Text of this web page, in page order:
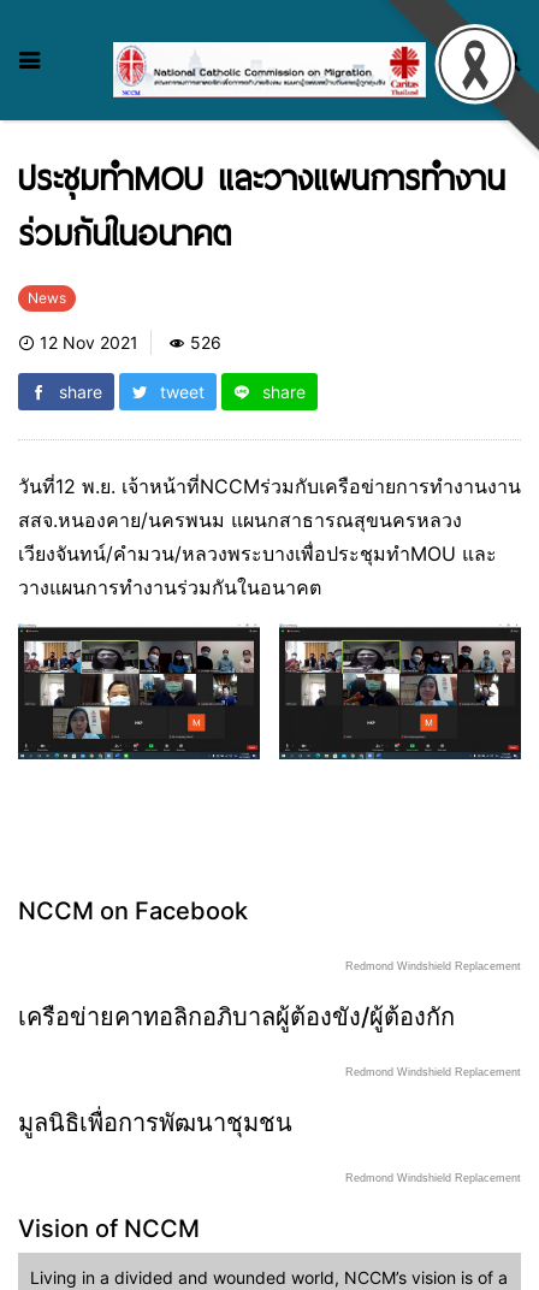
ประชุมทำMOU และวางแผนการทำงาน
ร่วมกันในอนาคต
News
12 Nov 2021 526
share tweet share
วันที่12 พ.ย.​ เจ้าหน้าที่​NCCM​ร่วมกับเครือข่ายการทำงานงาน
สสจ.หนองคาย/นครพนม แผนกสาธารณสุขนครหลวง
เวียงจันทน์/คำมวน/หลวงพระบาง​เพื่อประชุมทำMOU และ
วางแผนการทำงานร่วมกันในอนาคต
NCCM on Facebook
Redmond Windshield Replacement
เครือข่ายคาทอลิกอภิบาลผู้ต้องขัง/ผู้ต้องกัก
Redmond Windshield Replacement
มูลนิธิเพื่อการพัฒนาชุมชน
Redmond Windshield Replacement
Vision of NCCM
Living in a divided and wounded world, NCCM’s vision is of a